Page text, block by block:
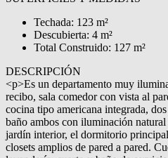
Techada: 123 m²
Descubierta: 4 m²
Total Construido: 127 m²
DESCRIPCIÓN
<p>Es un departamento muy
recibo, sala comedor con vista al
cocina tipo americana integrada,
baño ambos con iluminación
jardín interior, el dormitorio
closets amplios de pared a pared.